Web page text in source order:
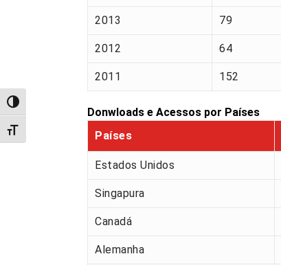
Alternar alto contraste
Alternar tamanho da fonte
2013 79
2012 64
2011 152
Donwloads e Acessos por Países
Países
Estados Unidos
Singapura
Canadá
Alemanha